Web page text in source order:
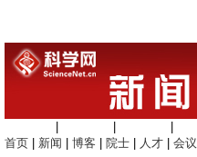
首页
新闻 博客 院士 人才 会议